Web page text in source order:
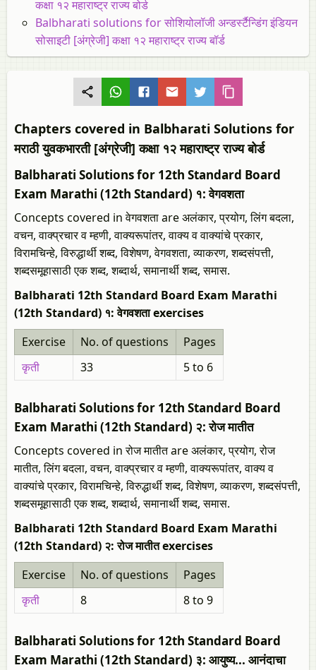
कक्षा १२ महाराष्ट्र राज्य बोर्ड
Balbharati solutions for सोशियोलॉजी अन्डर्स्टैन्डिंग इंडियन
सोसाइटी [अंग्रेजी] कक्षा १२ महाराष्ट्र राज्य बॉर्ड
Chapters covered in Balbharati Solutions for
मराठी युवकभारती [अंग्रेजी] कक्षा १२ महाराष्ट्र राज्य बोर्ड
Balbharati Solutions for 12th Standard Board
Exam Marathi (12th Standard) १: वेगवशता
Concepts covered in वेगवशता are अलंकार, प्रयोग, लिंग बदला,
वचन, वाक्प्रचार व म्हणी, वाक्यरूपांतर, वाक्य व वाक्यांचे प्रकार,
विरामचिन्हे, विरुद्धार्थी शब्द, विशेषण, वेगवशता, व्याकरण, शब्दसंपत्ती,
शब्दसमूहासाठी एक शब्द, शब्दार्थ, समानार्थी शब्द, समास.
Balbharati 12th Standard Board Exam Marathi
(12th Standard) १: वेगवशता exercises
Exercise
No. of questions
Pages
कृती
33 5 to 6
Balbharati Solutions for 12th Standard Board
Exam Marathi (12th Standard) २: रोज मातीत
Concepts covered in रोज मातीत are अलंकार, प्रयोग, रोज
मातीत, लिंग बदला, वचन, वाक्प्रचार व म्हणी, वाक्यरूपांतर, वाक्य व
वाक्यांचे प्रकार, विरामचिन्हे, विरुद्धार्थी शब्द, विशेषण, व्याकरण, शब्दसंपत्ती,
शब्दसमूहासाठी एक शब्द, शब्दार्थ, समानार्थी शब्द, समास.
Balbharati 12th Standard Board Exam Marathi
(12th Standard) २: रोज मातीत exercises
Exercise
No. of questions
Pages
कृती
8 8 to 9
Balbharati Solutions for 12th Standard Board
Exam Marathi (12th Standard) ३: आयुष्य... आनंदाचा